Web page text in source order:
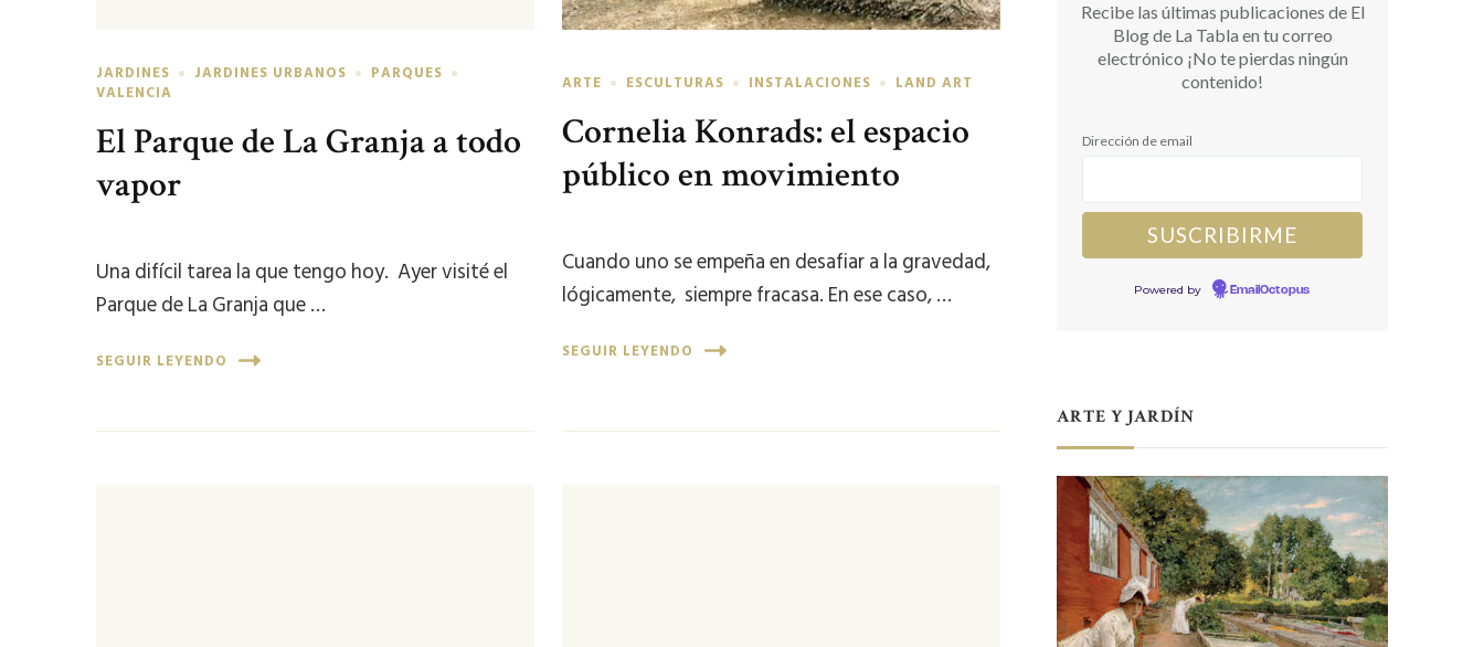
JARDINES JARDINES URBANOS
PARQUES
VALENCIA
El Parque de La Granja a todo
vapor
Una difícil tarea la que tengo hoy. Ayer visité el
Parque de La Granja que …
SEGUIR LEYENDO
ARTE ESCULTURAS INSTALACIONES LAND ART
Cornelia Konrads: el espacio
público en movimiento
Cuando uno se empeña en desafiar a la gravedad,
lógicamente, siempre fracasa. En ese caso, …
SEGUIR LEYENDO
Recibe las últimas publicaciones de El
Blog de La Tabla en tu correo
electrónico ¡No te pierdas ningún
contenido!
Dirección de email
Powered by EmailOctopus
ARTE Y JARDÍN